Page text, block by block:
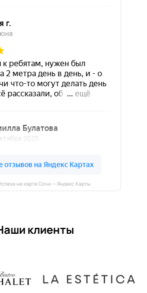
на карте Сочи — Яндекс Карты
клиенты